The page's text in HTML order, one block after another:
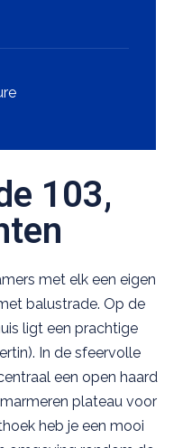
103,
met elk een eigen
balustrade. Op de
ligt een prachtige
In de sfeervolle
een open haard
plateau voor
heb je een mooi